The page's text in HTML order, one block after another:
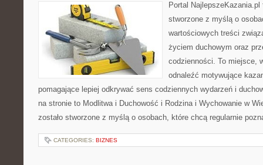
Portal
stworzone z myślą o
wartościowych treści
życiem duchowym oraz
codzienności. To miejsce,
odnaleźć motywujące
pomagające lepiej odkrywać sens codziennych wydarzeń i
na stronie to Modlitwa i Duchowość i Rodzina i Wychowanie w
zostało stworzone z myślą o osobach, które chcą regularnie
CATEGORIES: BIZNES